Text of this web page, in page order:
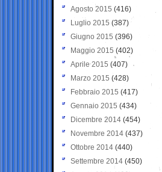
Agosto 2015 (416)
Luglio 2015 (387)
Giugno 2015 (396)
Maggio 2015 (402)
Aprile 2015 (407)
Marzo 2015 (428)
Febbraio 2015 (417)
Gennaio 2015 (434)
Dicembre 2014 (454)
Novembre 2014 (437)
Ottobre 2014 (440)
Settembre 2014 (450)